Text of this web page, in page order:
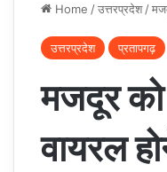
Home /उत्तरप्रदेश /
उत्तरप्रदेश प्रतापगढ़
मजदूर को
वायरल